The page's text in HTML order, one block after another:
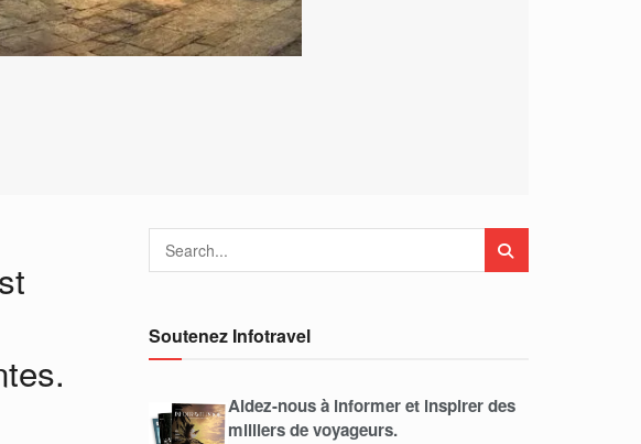
Soutenez Infotravel
Aidez-nous à informer et inspirer des
milliers de voyageurs.